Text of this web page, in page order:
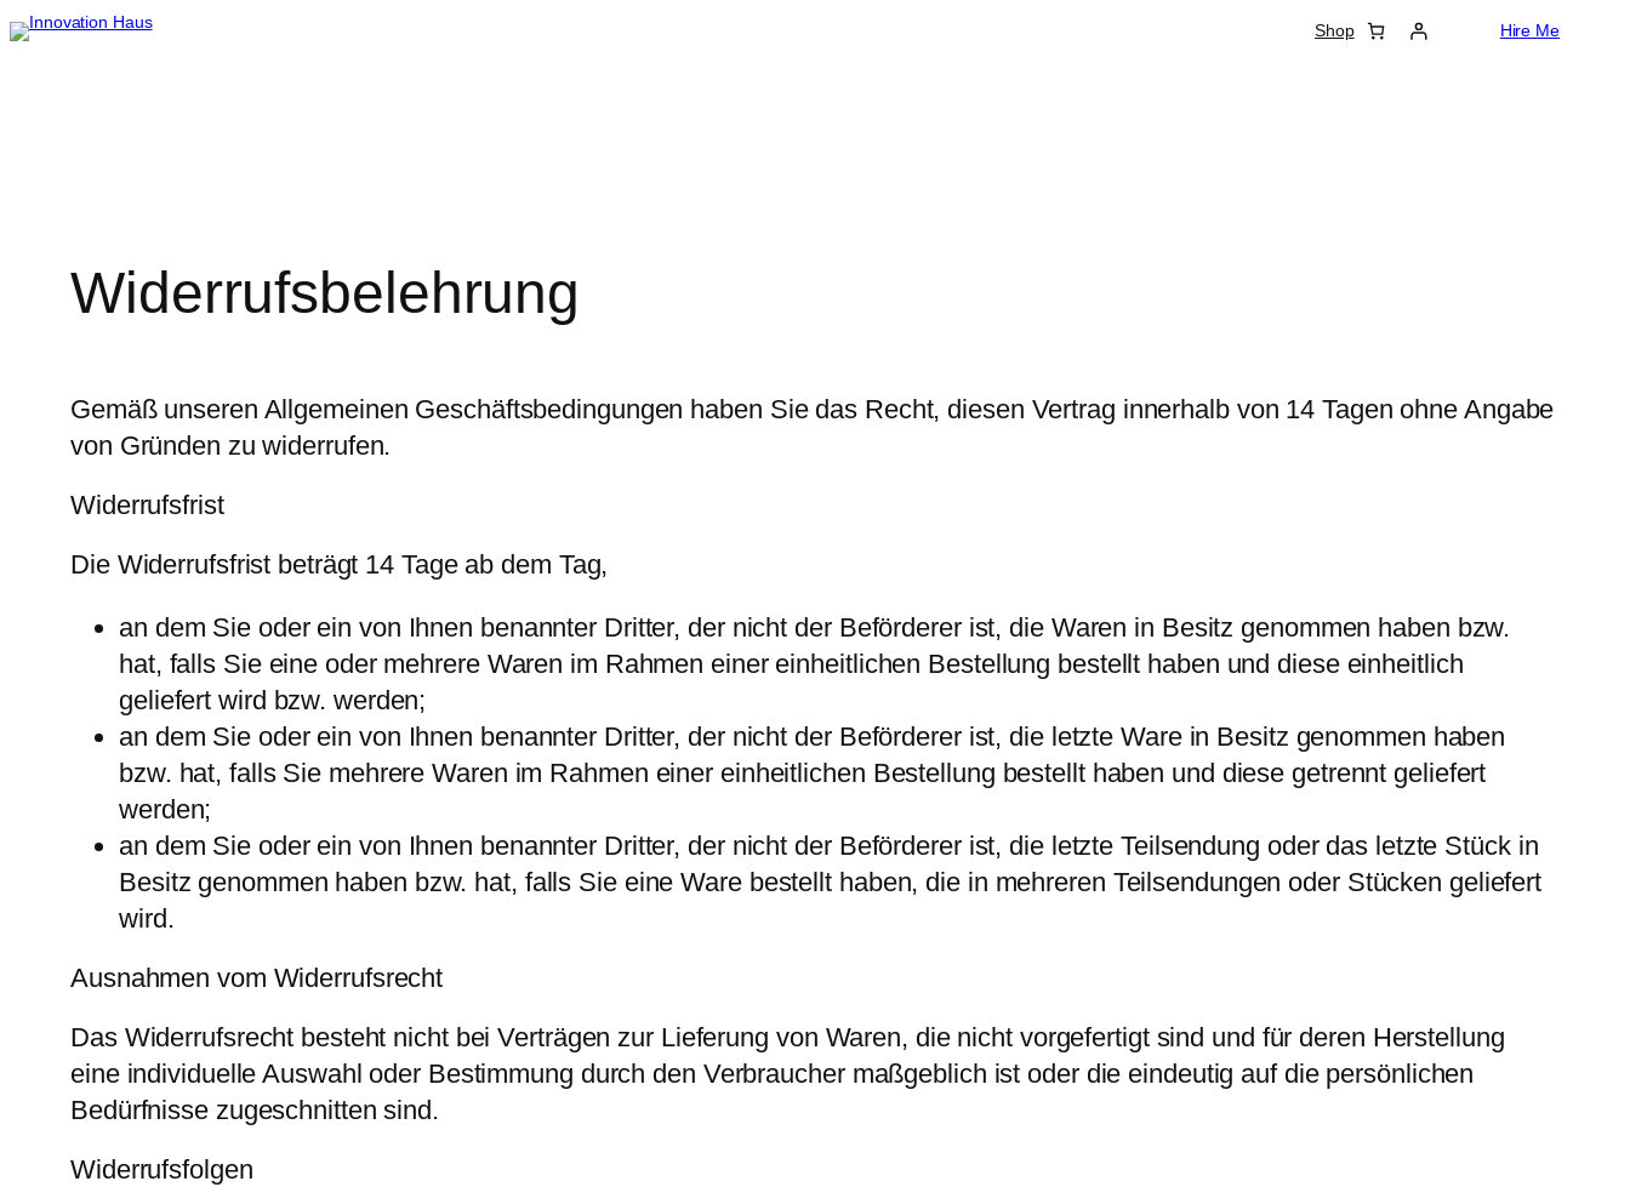
Zum
Shop Hire Me
Widerrufsbelehrung
Gemäß unseren Allgemeinen Geschäftsbedingungen haben Sie das Recht, diesen Vertrag innerhalb von 14 Tagen ohne Angabe
von Gründen zu widerrufen.
Widerrufsfrist
Die Widerrufsfrist beträgt 14 Tage ab dem Tag,
an dem Sie oder ein von Ihnen benannter Dritter, der nicht der Beförderer ist, die Waren in Besitz genommen haben bzw.
hat, falls Sie eine oder mehrere Waren im Rahmen einer einheitlichen Bestellung bestellt haben und diese einheitlich
geliefert wird bzw. werden;
an dem Sie oder ein von Ihnen benannter Dritter, der nicht der Beförderer ist, die letzte Ware in Besitz genommen haben
bzw. hat, falls Sie mehrere Waren im Rahmen einer einheitlichen Bestellung bestellt haben und diese getrennt geliefert
werden;
an dem Sie oder ein von Ihnen benannter Dritter, der nicht der Beförderer ist, die letzte Teilsendung oder das letzte Stück in
Besitz genommen haben bzw. hat, falls Sie eine Ware bestellt haben, die in mehreren Teilsendungen oder Stücken geliefert
wird.
Ausnahmen vom Widerrufsrecht
Das Widerrufsrecht besteht nicht bei Verträgen zur Lieferung von Waren, die nicht vorgefertigt sind und für deren Herstellung
eine individuelle Auswahl oder Bestimmung durch den Verbraucher maßgeblich ist oder die eindeutig auf die persönlichen
Bedürfnisse zugeschnitten sind.
Widerrufsfolgen